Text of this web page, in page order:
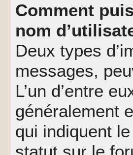
Comment
nom
Deux types
messages,
L’un d’entre
généralement
qui indiquent